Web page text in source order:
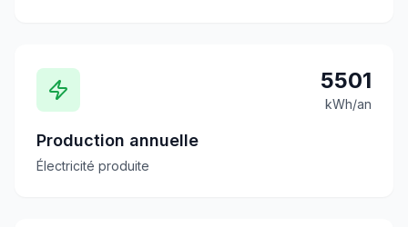
5501
kWh/an
Production annuelle
Électricité produite